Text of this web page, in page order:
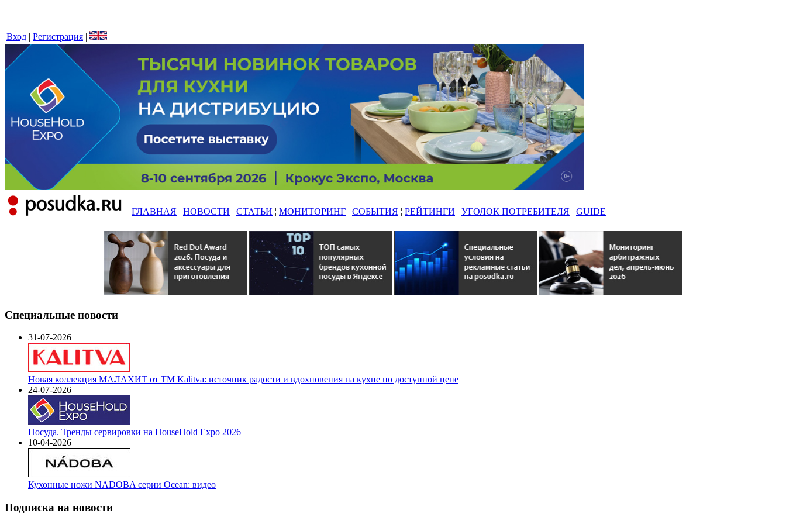
Вход | Регистрация |
ГЛАВНАЯ ¦ НОВОСТИ ¦ СТАТЬИ ¦ МОНИТОРИНГ ¦ СОБЫТИЯ ¦ РЕЙТИНГИ ¦ УГОЛОК ПОТРЕБИТЕЛЯ ¦ GUIDE
Специальные новости
31-07-2026
Новая коллекция МАЛАХИТ от ТМ Kalitva: источник радости и вдохновения на кухне по доступной цене
24-07-2026
Посуда. Тренды сервировки на HouseHold Expo 2026
10-04-2026
Кухонные ножи NADOBA серии Ocean: видео
Подписка на новости